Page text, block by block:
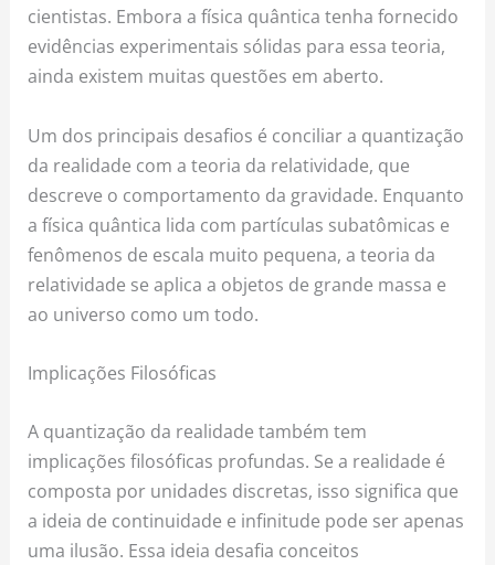
cientistas. Embora a física quântica tenha fornecido
evidências experimentais sólidas para essa teoria,
ainda existem muitas questões em aberto.
Um dos principais desafios é conciliar a quantização
da realidade com a teoria da relatividade, que
descreve o comportamento da gravidade. Enquanto
a física quântica lida com partículas subatômicas e
fenômenos de escala muito pequena, a teoria da
relatividade se aplica a objetos de grande massa e
ao universo como um todo.
Implicações Filosóficas
A quantização da realidade também tem
implicações filosóficas profundas. Se a realidade é
composta por unidades discretas, isso significa que
a ideia de continuidade e infinitude pode ser apenas
uma ilusão. Essa ideia desafia conceitos